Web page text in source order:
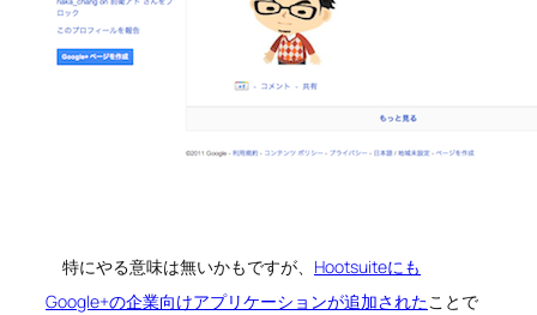
特にやる意味は無いかもですが、 Hootsuiteにも
Google+の企業向けアプリケーションが追加されたことで